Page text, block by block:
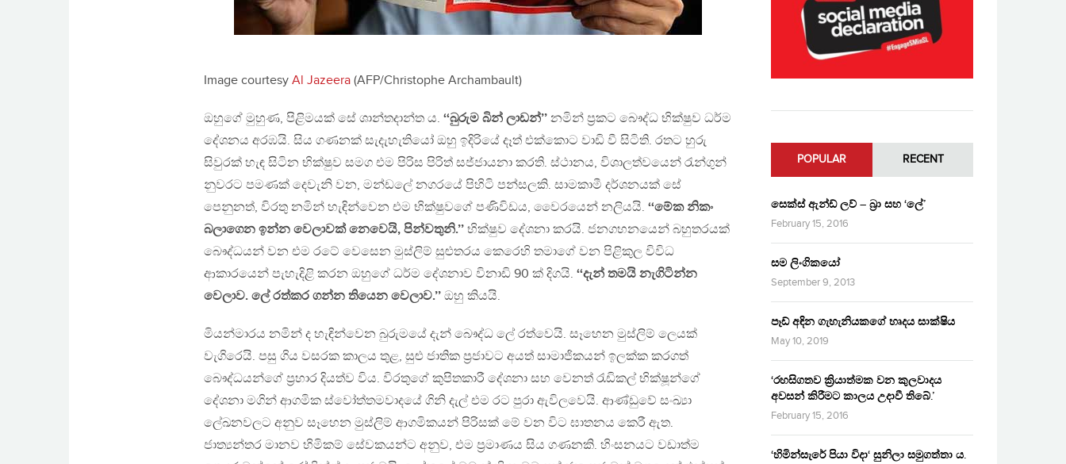
Image courtesy Al Jazeera (AFP/Christophe Archambault)
ඔහුගේ මුහුණ, පිළිමයක් සේ ශාන්තදාන්ත ය. ‘‘බුරුම බින් ලාඩන්’’ නමින් ප‍්‍රකට බෞද්ධ භික්ෂුව ධර්ම
දේශනය අරඹයි. සිය ගණනක් සැදැහැතියෝ ඔහු ඉදිරියේ දෑත් එක්කොට වාඩි වී සිටිති. රතට හුරු
සිවුරක් හැඳ සිටින භික්ෂුව සමග එම පිරිස පිරිත් සජ්ජායනා කරති. ස්ථානය, විශාලත්වයෙන් රැන්ගුන්
නුවරට පමණක් දෙවැනි වන, මන්ඩලේ නගරයේ පිහිටි පන්සලකි. සාමකාමී දර්ශනයක් සේ
පෙනුනත්, විරතු නමින් හැඳින්වෙන එම භික්ෂුවගේ පණිවිඩය, වෛරයෙන් නලියයි. ‘‘මේක නිකං
බලාගෙන ඉන්න වෙලාවක් නෙවෙයි, පින්වතුනි.’’ භික්ෂුව දේශනා කරයි. ජනගහනයෙන් බහුතරයක්
බෞද්ධයන් වන එම රටේ වෙසෙන මුස්ලිම් සුළුතරය කෙරෙහි තමාගේ වන පිළිකුල විවිධ
ආකාරයෙන් පැහැදිළි කරන ඔහුගේ ධර්ම දේශනාව විනාඩි 90 ක් දිගයි. ‘‘දැන් තමයි නැගිටින්න
වෙලාව. ලේ රත්කර ගන්න තියෙන වෙලාව.’’ ඔහු කියයි.
මියන්මාරය නමින් ද හැඳින්වෙන බුරුමයේ දැන් බෞද්ධ ලේ රත්වෙයි. සෑහෙන මුස්ලිම් ලෙයක්
වැගිරෙයි. පසු ගිය වසරක කාලය තුළ, සුළු ජාතික ප‍්‍රජාවට අයත් සාමාජිකයන් ඉලක්ක කරගත්
බෞද්ධයන්ගේ ප‍්‍රහාර දියත්ව විය. විරතුගේ කුපිතකාරී දේශනා සහ වෙනත් රැඩිකල් භික්ෂූන්ගේ
දේශනා මගින් ආගමික ස්වෝත්තමවාදයේ ගිනි දැල් එම රට පුරා ඇවිලවෙයි. ආණ්ඩුවේ සංඛ්‍යා
ලේඛනවලට අනුව සෑහෙන මුස්ලිම් ආගමිකයන් පිරිසක් මේ වන විට ඝාතනය කෙරී ඇත.
ජාත්‍යන්තර මානව හිමිකම් සේවකයන්ට අනුව, එම ප‍්‍රමාණය සිය ගණනකි. හිංසනයට වඩාත්ම
POPULAR RECENT
සෙක්ස් ඇන්ඩ් ලව් – බ්‍රා සහ ‘ලේ’
February 15, 2016
සම ලිංගිකයෝ
September 9, 2013
පෑඩ් අඳින ගැහැනියකගේ හෘදය සාක්ෂිය
May 10, 2019
‘රහසිගතව ක්‍රියාත්මක වන කුලවාදය
අවසන් කිරීමට කාලය උදාවී තිබේ.’
February 15, 2016
‘හිමින්සැරේ පියා විදා‘ සුනිලා සමුගත්තා ය.